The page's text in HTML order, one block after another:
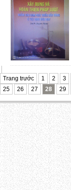
Trang trước 1 2 3
25
26 27 28 29